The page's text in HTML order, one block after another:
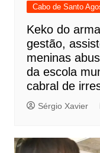
Cabo de Santo
Keko do
gestão,
meninas
da escola
cabral de
Sérgio Xavier